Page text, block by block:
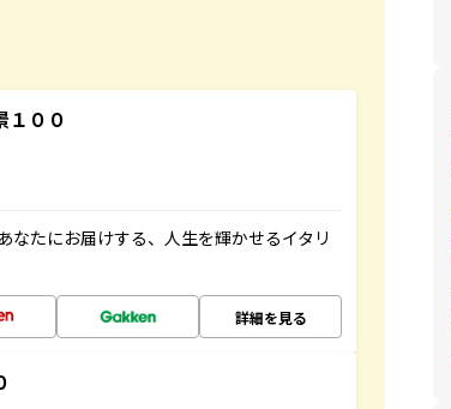
１００
たにお届けする、人生を輝かせるイタリ
詳細を見る